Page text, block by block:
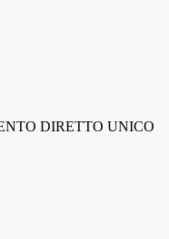
DIRETTO UNICO